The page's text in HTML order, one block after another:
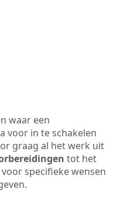
waar een
voor in te schakelen
graag al het werk uit
tot het
voor specifieke wensen